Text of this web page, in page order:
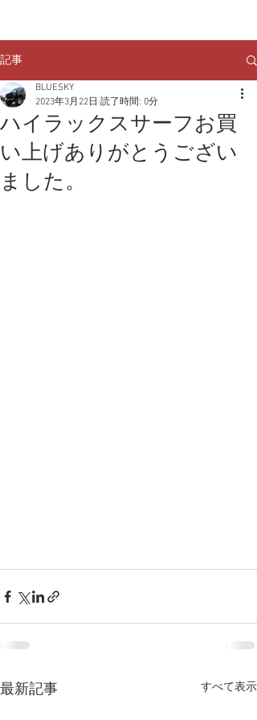
記事
ハイラックスサーフお買
い上げありがとうござい
ました。
BLUESKY
2023年3月22日 読了時間: 0分
最新記事 すべて表示